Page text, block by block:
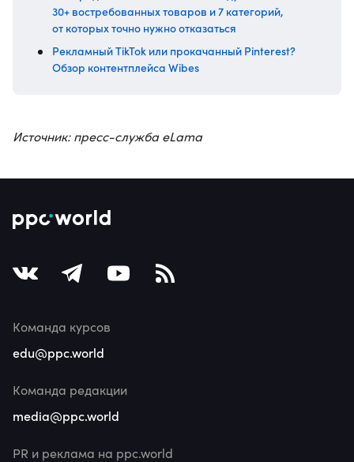
30+ востребованных товаров и 7 категорий,
от которых точно нужно отказаться
Рекламный TikTok или прокачанный Pinterest?
Обзор контентплейса Wibes
Источник: пресс-служба eLama
Команда курсов
edu@ppc.world
Команда редакции
media@ppc.world
PR и реклама на ppc.world